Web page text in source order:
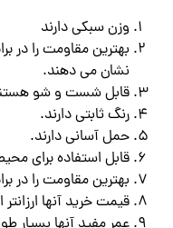
وزن سبکی دارند
بهترین مقاومت را در
نشان می دهند.
قابل شست و شو
رنگ ثابتی دارند.
حمل آسانی دارند.
قابل استفاده برای
بهترین مقاومت را در
قیمت خرید آنها